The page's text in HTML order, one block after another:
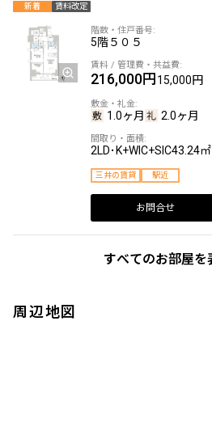
新着 賃料改定
5階５０５
216,000円15,000円
1.0ヶ月 2.0ヶ月
2LD･K+WIC+SIC43.24㎡
三井の賃貸 駅近
お問合せ
すべてのお部屋を
周辺地図